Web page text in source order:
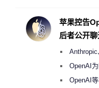
度
苹果控告
后者公开
《人工智能
OpenAI
2000美元一
OpenAI